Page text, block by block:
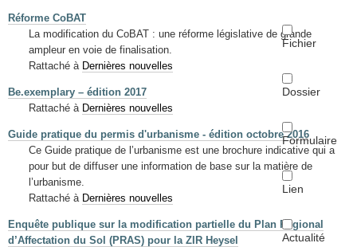
Fichier
Dossier
Formulaire
Lien
Actualité
Réforme CoBAT
La modification du CoBAT : une réforme législative de grande
ampleur en voie de finalisation.
Rattaché à Dernières nouvelles
Be.exemplary – édition 2017
Rattaché à Dernières nouvelles
Guide pratique du permis d'urbanisme - édition octobre 2016
Ce Guide pratique de l’urbanisme est une brochure indicative qui a
pour but de diffuser une information de base sur la matière de
l’urbanisme.
Rattaché à Dernières nouvelles
Enquête publique sur la modification partielle du Plan Régional
d’Affectation du Sol (PRAS) pour la ZIR Heysel